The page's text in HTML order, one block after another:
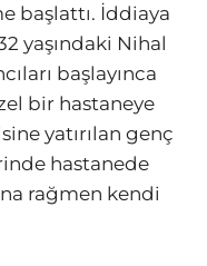
başlattı. İddiaya
yaşındaki Nihal
başlayınca
bir hastaneye
yatırılan genç
hastanede
rağmen kendi